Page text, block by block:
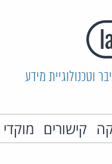
וטכנולוגיית מידע
קישורים